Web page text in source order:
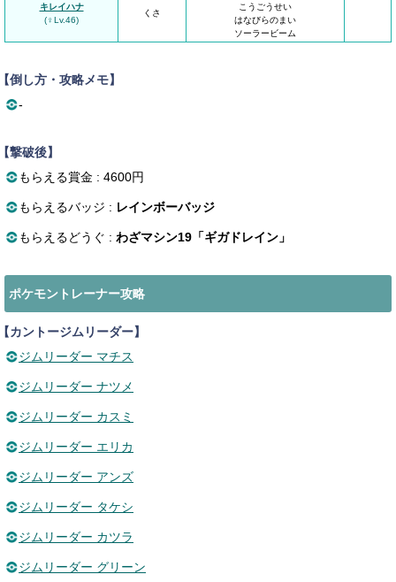
キレイハナ
(♀Lv.46)
くさ
こうごうせい
はなびらのまい
ソーラービーム
倒し方・攻略メモ】
-
撃破後】
もらえる賞金 : 4600円
もらえるバッジ : レインボーバッジ
もらえるどうぐ : わざマシン19「ギガドレイン」
ポケモントレーナー攻略
カントージムリーダー】
ジムリーダー マチス
ジムリーダー ナツメ
ジムリーダー カスミ
ジムリーダー エリカ
ジムリーダー アンズ
ジムリーダー タケシ
ジムリーダー カツラ
ジムリーダー グリーン